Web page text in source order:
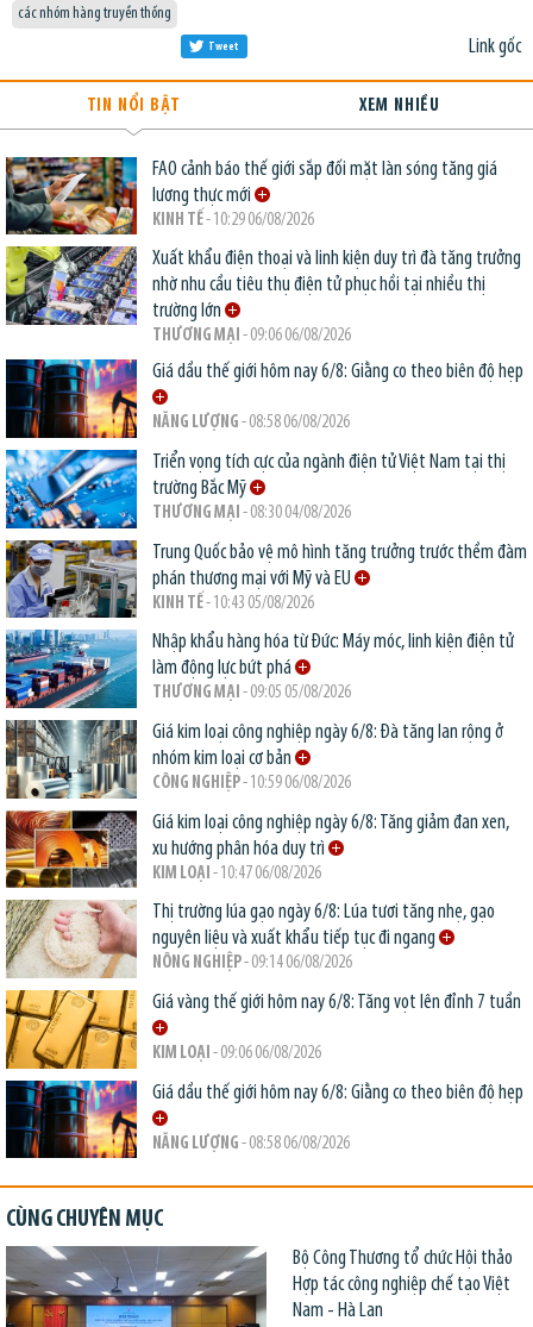
các nhóm hàng truyền thống
Link gốc
Tweet
TIN NỔI BẬT XEM NHIỀU
FAO cảnh báo thế giới sắp đối mặt làn sóng tăng giá
lương thực mới
KINH TẾ- 10:29 06/08/2026
Xuất khẩu điện thoại và linh kiện duy trì đà tăng trưởng
nhờ nhu cầu tiêu thụ điện tử phục hồi tại nhiều thị
trường lớn
THƯƠNG MẠI - 09:06 06/08/2026
Giá dầu thế giới hôm nay 6/8: Giằng co theo biên độ hẹp
NĂNG LƯỢNG - 08:58 06/08/2026
Triển vọng tích cực của ngành điện tử Việt Nam tại thị
trường Bắc Mỹ
THƯƠNG MẠI - 08:30 04/08/2026
Trung Quốc bảo vệ mô hình tăng trưởng trước thềm đàm
phán thương mại với Mỹ và EU
KINH TẾ- 10:43 05/08/2026
Nhập khẩu hàng hóa từ Đức: Máy móc, linh kiện điện tử
làm động lực bứt phá
THƯƠNG MẠI - 09:05 05/08/2026
Giá kim loại công nghiệp ngày 6/8: Đà tăng lan rộng ở
nhóm kim loại cơ bản
CÔNG NGHIỆP- 10:59 06/08/2026
Giá kim loại công nghiệp ngày 6/8: Tăng giảm đan xen,
xu hướng phân hóa duy trì
KIM LOẠI - 10:47 06/08/2026
Thị trường lúa gạo ngày 6/8: Lúa tươi tăng nhẹ, gạo
nguyên liệu và xuất khẩu tiếp tục đi ngang
NÔNG NGHIỆP- 09:14 06/08/2026
Giá vàng thế giới hôm nay 6/8: Tăng vọt lên đỉnh 7 tuần
KIM LOẠI - 09:06 06/08/2026
Giá dầu thế giới hôm nay 6/8: Giằng co theo biên độ hẹp
NĂNG LƯỢNG - 08:58 06/08/2026
CÙNG CHUYÊN MỤC
Bộ Công Thương tổ chức Hội thảo
Hợp tác công nghiệp chế tạo Việt
Nam - Hà Lan